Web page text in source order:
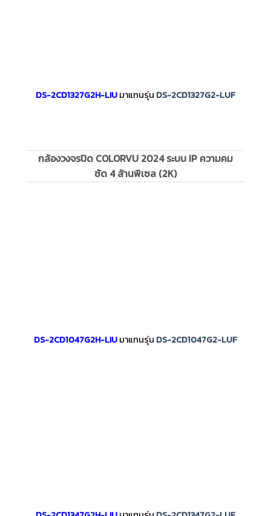
DS-2CD1327G2H-LIUมาแทนรุ่น DS-2CD1327G2-LUF
กล้องวงจรปิด COLORVU 2024 ระบบ IP ความคม
ชัด 4 ล้านพิเซล (2K)
DS-2CD1047G2H-LIUมาแทนรุ่น DS-2CD1047G2-LUF